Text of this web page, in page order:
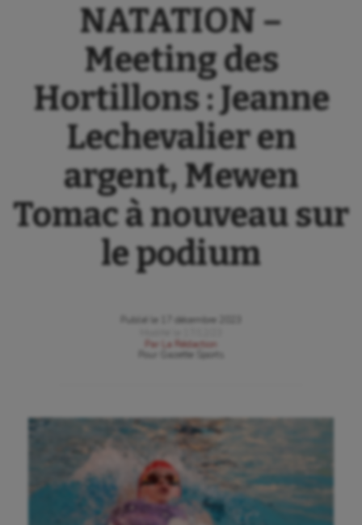
NATATION –
Meeting des
Hortillons : Jeanne
Lechevalier en
argent, Mewen
Tomac à nouveau sur
le podium
Publié le
17 décembre 2023
Par
La Rédaction
Gazette Sports